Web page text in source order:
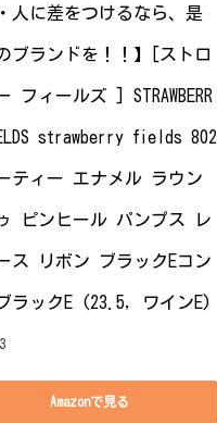
人に差をつけるなら、是
ブランドを！！】[ストロ
フィールズ ] STRAWBERR
strawberry fields 802
ティー エナメル ラウン
ピンヒール パンプス レ
ス リボン ブラックEコン
ラックE (23.5, ワインE)
Amazonで見る